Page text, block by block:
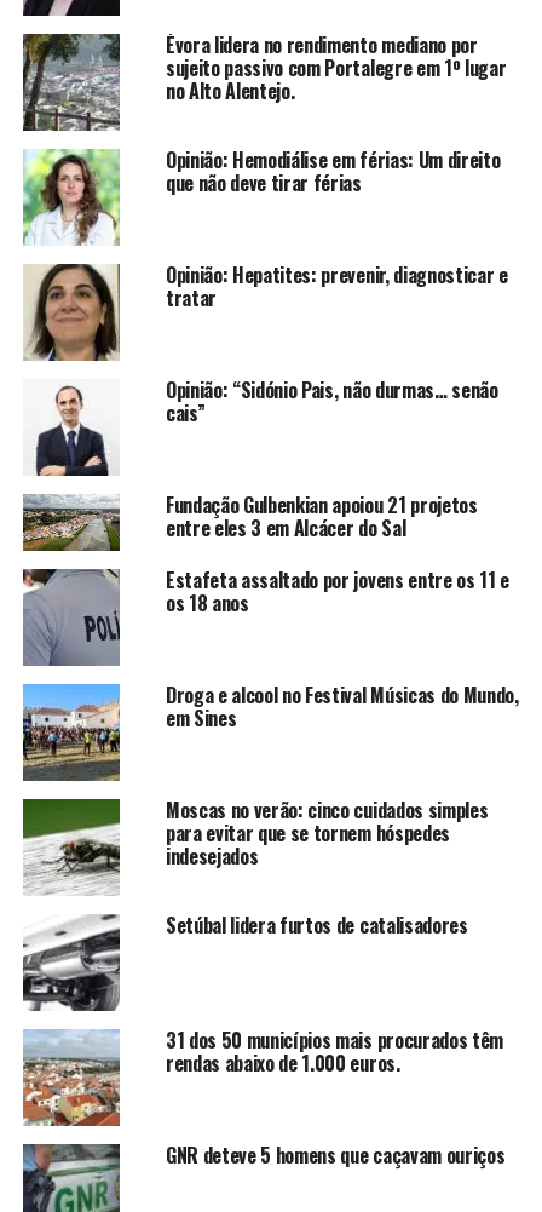
Évora lidera no rendimento mediano por
sujeito passivo com Portalegre em 1º lugar
no Alto Alentejo.
Opinião: Hemodiálise em férias: Um direito
que não deve tirar férias
Opinião: Hepatites: prevenir, diagnosticar e
tratar
Opinião: “Sidónio Pais, não durmas… senão
cais”
Fundação Gulbenkian apoiou 21 projetos
entre eles 3 em Alcácer do Sal
Estafeta assaltado por jovens entre os 11 e
os 18 anos
Droga e alcool no Festival Músicas do Mundo,
em Sines
Moscas no verão: cinco cuidados simples
para evitar que se tornem hóspedes
indesejados
Setúbal lidera furtos de catalisadores
31 dos 50 municípios mais procurados têm
rendas abaixo de 1.000 euros.
GNR deteve 5 homens que caçavam ouriços